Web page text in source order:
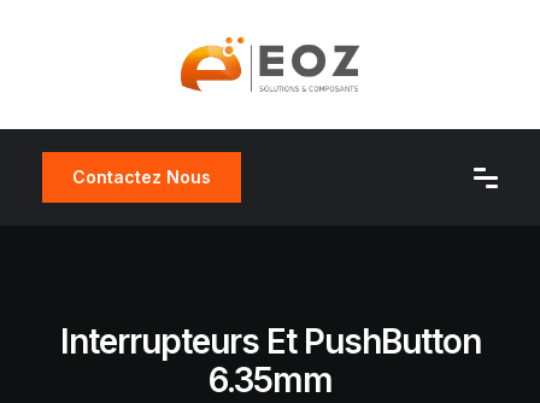
Contactez Nous
Interrupteurs Et PushButton
6.35mm